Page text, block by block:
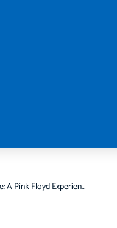
Tribute: A Pink Floyd Experience